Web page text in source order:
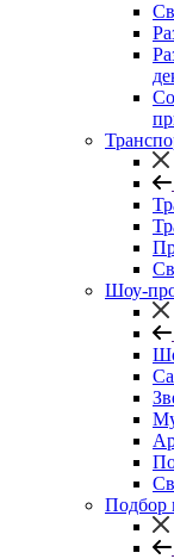
Шоу-
Подбор